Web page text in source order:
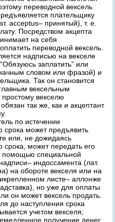
переводной вексель
плательщику
acceptus– принятый), т. е.
Посредством акцепта
на себя
переводной вексель.
надписью на векселе
заплатить” или
словом или фразой) и
Так он становится
вексельным
векселю
так же, как и акцептант
по истечении
срока может предъявить
или, не дожидаясь
срока, может передать его
помощью специальной
индоссамента (лат.
на обороте векселя или на
листе– аллонже
но уже для оплаты
он может вексель продать.
до наступления срока
учетом векселя;
получение денег.